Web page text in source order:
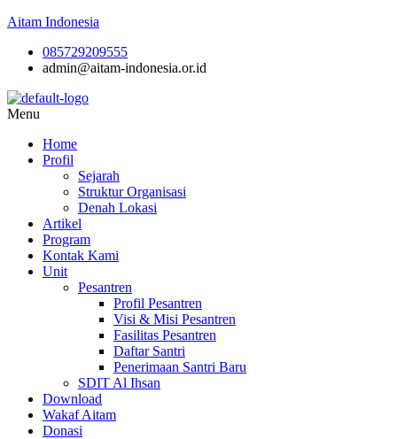
Aitam Indonesia
085729209555
admin@aitam-indonesia.or.id
Menu
Home
Profil
Sejarah
Struktur Organisasi
Denah Lokasi
Artikel
Program
Kontak Kami
Unit
Pesantren
Profil Pesantren
Visi & Misi Pesantren
Fasilitas Pesantren
Daftar Santri
Penerimaan Santri Baru
SDIT Al Ihsan
Download
Wakaf Aitam
Donasi